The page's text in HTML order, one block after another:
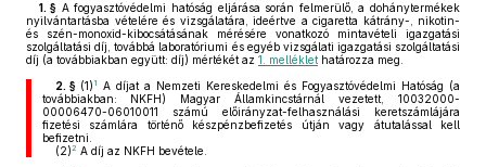
1. § A fogyasztóvédelmi hatóság eljárása során felmerülő, a dohánytermékek
nyilvántartásba vételére és vizsgálatára, ideértve a cigaretta kátrány-, nikotin-
és szén-monoxid-kibocsátásának mérésére vonatkozó mintavételi igazgatási
szolgáltatási díj, továbbá laboratóriumi és egyéb vizsgálati igazgatási szolgáltatási
díj (a továbbiakban együtt: díj) mértékét az 1. melléklet határozza meg.
2. §(1) 1
A díjat a Nemzeti Kereskedelmi és Fogyasztóvédelmi Hatóság (a
továbbiakban: NKFH) Magyar Államkincstárnál vezetett, 10032000-
00006470-06010011 számú előirányzat-felhasználási keretszámlájára
fizetési számlára történő készpénzbefizetés útján vagy átutalással kell
befizetni.
(2)2 A díj az NKFH bevétele.